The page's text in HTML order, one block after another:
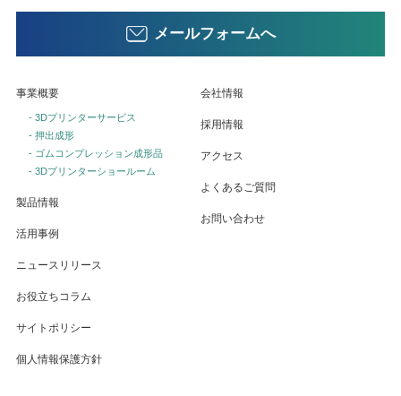
メールフォームへ
事業概要
- 3Dプリンターサービス
- 押出成形
- ゴムコンプレッション成形品
- 3Dプリンターショールーム
製品情報
活用事例
ニュースリリース
お役立ちコラム
会社情報
採用情報
アクセス
よくあるご質問
お問い合わせ
サイトポリシー
個人情報保護方針